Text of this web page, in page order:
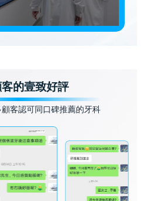
的壹致好評
客認可同口碑推薦的牙科